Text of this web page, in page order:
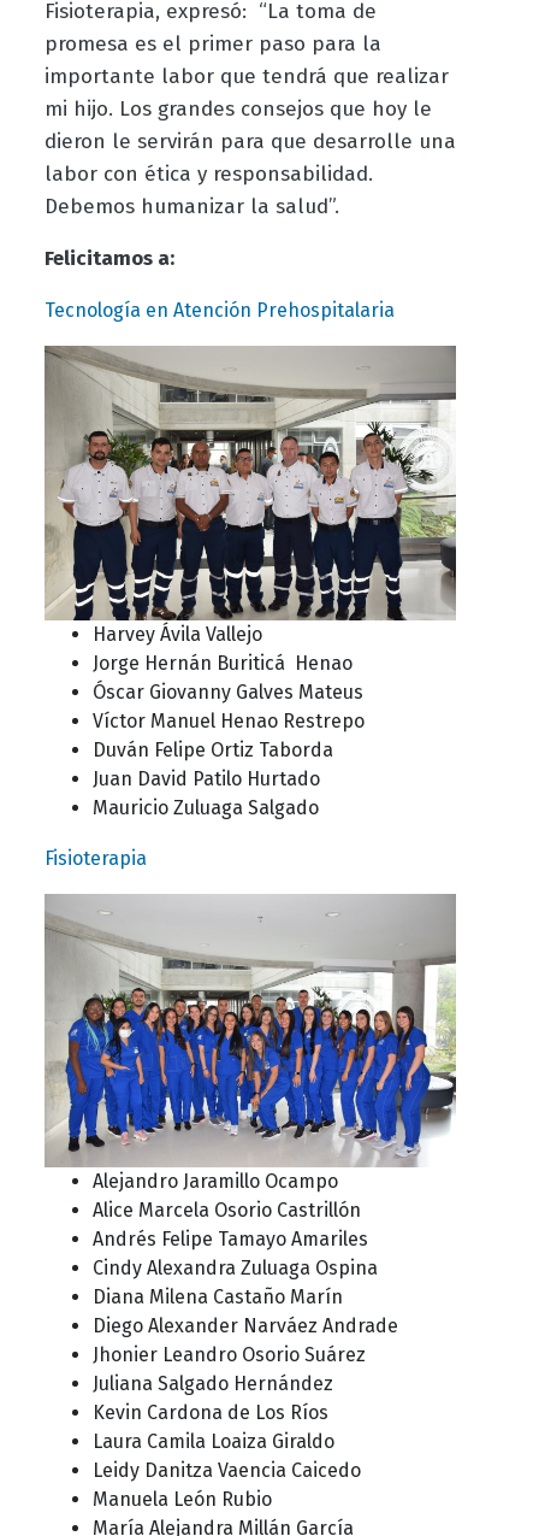
Fisioterapia, expresó: “La toma de
promesa es el primer paso para la
importante labor que tendrá que realizar
mi hijo. Los grandes consejos que hoy le
dieron le servirán para que desarrolle una
labor con ética y responsabilidad.
Debemos humanizar la salud”.
Felicitamos a:
Tecnología en Atención Prehospitalaria
Harvey Ávila Vallejo
Jorge Hernán Buriticá Henao
Óscar Giovanny Galves Mateus
Víctor Manuel Henao Restrepo
Duván Felipe Ortiz Taborda
Juan David Patilo Hurtado
Mauricio Zuluaga Salgado
Fisioterapia
Alejandro Jaramillo Ocampo
Alice Marcela Osorio Castrillón
Andrés Felipe Tamayo Amariles
Cindy Alexandra Zuluaga Ospina
Diana Milena Castaño Marín
Diego Alexander Narváez Andrade
Jhonier Leandro Osorio Suárez
Juliana Salgado Hernández
Kevin Cardona de Los Ríos
Laura Camila Loaiza Giraldo
Leidy Danitza Vaencia Caicedo
Manuela León Rubio
María Alejandra Millán García